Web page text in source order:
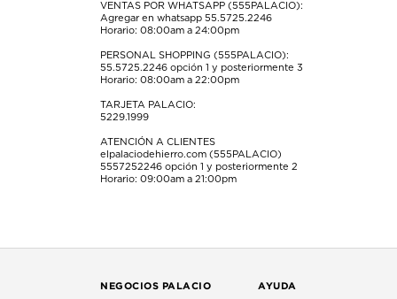
VENTAS POR WHATSAPP (555PALACIO):
Agregar en whatsapp 55.5725.2246
Horario: 08:00am a 24:00pm
PERSONAL SHOPPING (555PALACIO):
55.5725.2246 opción 1 y posteriormente 3
Horario: 08:00am a 22:00pm
TARJETA PALACIO:
5229.1999
ATENCIÓN A CLIENTES
elpalaciodehierro.com (555PALACIO)
5557252246 opción 1 y posteriormente 2
Horario: 09:00am a 21:00pm
NEGOCIOS PALACIO AYUDA